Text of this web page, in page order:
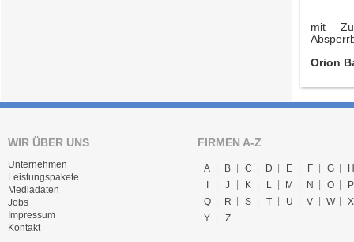
mit
Orion
WIR ÜBER UNS
Unternehmen
Leistungspakete
Mediadaten
Jobs
Impressum
Kontakt
FIRMEN A-Z
A B C D E F G
H
I
J K L M N O
P
Q
R S T U V W
X
Y
Z